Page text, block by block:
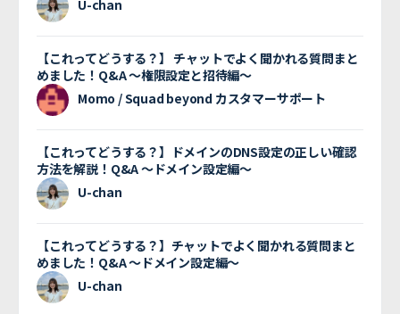
U-chan
【これってどうする？】 チャットでよく聞かれる質問まと
めました！Q&A 〜権限設定と招待編〜
Momo / Squad beyond カスタマーサポート
【これってどうする？】ドメインのDNS設定の正しい確認
方法を解説！Q&A 〜ドメイン設定編〜
U-chan
【これってどうする？】チャットでよく聞かれる質問まと
めました！Q&A 〜ドメイン設定編〜
U-chan